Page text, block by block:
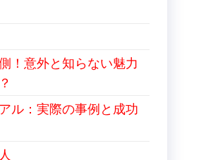
！意外と知らない魅力
ル：実際の事例と成功